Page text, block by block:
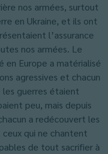
nos armées, surtout
en Ukraine, et ils ont
l’assurance
nos armées. Le
Europe a matérialisé
agressives et chacun
les guerres étaient
peu, mais depuis
a redécouvert les
qui ne chantent
de tout sacrifier à